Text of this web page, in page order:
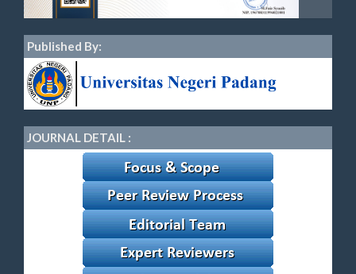
Published By:
JOURNAL DETAIL :